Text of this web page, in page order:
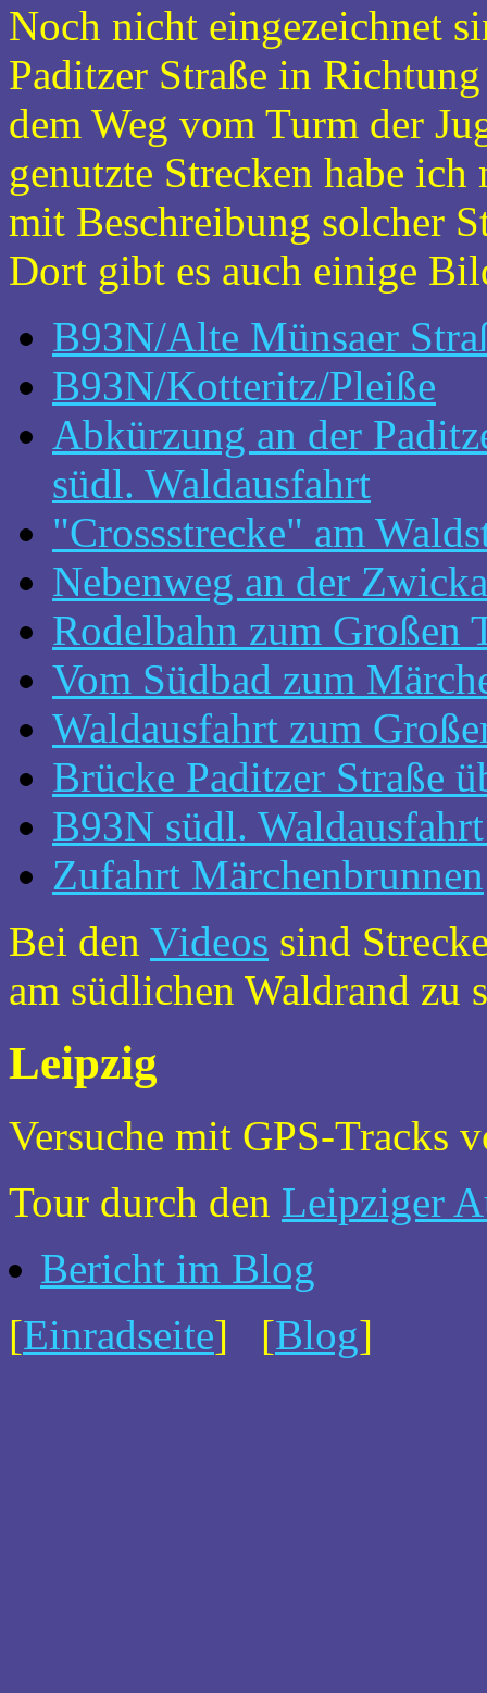
Noch nicht eingezeichnet
Paditzer Straße in
dem Weg vom Turm der
genutzte Strecken habe
mit Beschreibung solcher
Dort gibt es auch einige
B93N/Alte Münsaer
B93N/Kotteritz/Pleiße
Abkürzung an der
südl. Waldausfahrt
"Crossstrecke" am
Nebenweg an der
Rodelbahn zum Großen
Vom Südbad zum
Waldausfahrt zum
Brücke Paditzer Straße
B93N südl.
Zufahrt Märchenbrunnen
Bei den Videos sind
am südlichen Waldrand zu
Leipzig
Versuche mit GPS-Tracks
Tour durch den Leipziger
Bericht im Blog
[Einradseite] [Blog]